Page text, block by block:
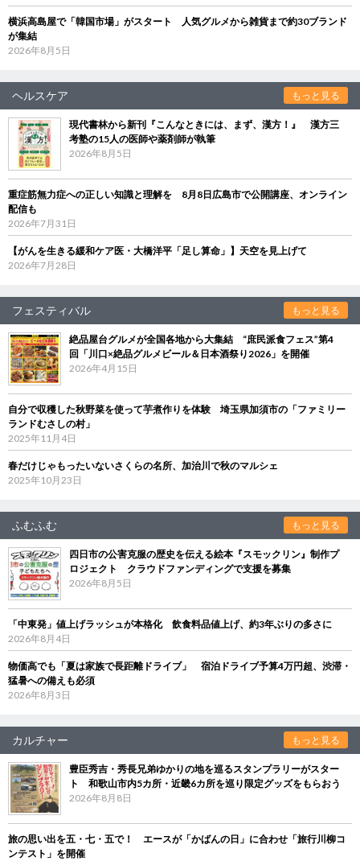
横浜高島屋で「韓国市場」がスタート 人気グルメから雑貨まで約30ブランド
が集結
2026年8月5日
ヘルスケア もっと見る
現代書林から新刊『こんなときには、まず、漢方！』 漢方三
考塾の15人の医師や薬剤師が執筆
2026年8月5日
重症筋無力症への正しい知識と理解を 8月8日広島市で公開講座、オンライン
配信も
2026年7月31日
【がんを生きる緩和ケア医・大橋洋平「足し算命」】天空を見上げて
2026年7月28日
フェスティバル もっと見る
絶品屋台グルメが全国各地から大集結 “庶民派食フェス”第4
回「川口×絶品グルメビール＆日本酒祭り2026」を開催
2026年4月15日
自分で収穫した秋野菜を使って芋煮作りを体験 埼玉県加須市の「ファミリー
ランドむさしの村」
2025年11月4日
春だけじゃもったいないさくらの名所、加治川で秋のマルシェ
2025年10月23日
ふむふむ もっと見る
四日市の公害克服の歴史を伝える絵本『スモックリン』制作プ
ロジェクト クラウドファンディングで支援を募集
2026年8月5日
「中東発」値上げラッシュが本格化 飲食料品値上げ、約3年ぶりの多さに
2026年8月4日
物価高でも「夏は家族で長距離ドライブ」 宿泊ドライブ予算4万円超、渋滞・
猛暑への備えも必須
2026年8月3日
カルチャー もっと見る
豊臣秀吉・秀長兄弟ゆかりの地を巡るスタンプラリーがスター
ト 和歌山市内5カ所・近畿6カ所を巡り限定グッズをもらおう
2026年8月8日
旅の思い出を五・七・五で！ エースが「かばんの日」に合わせ「旅行川柳コ
ンテスト」を開催